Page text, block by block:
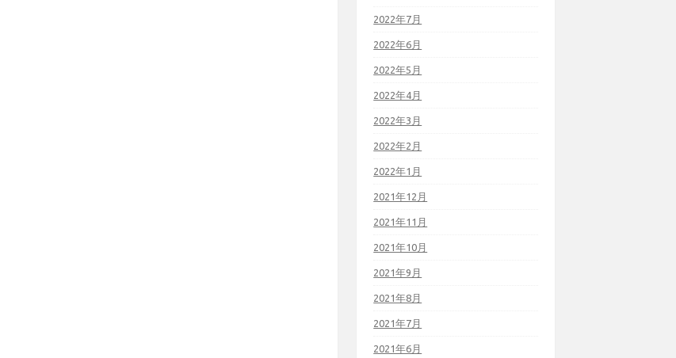
2022年7月
2022年6月
2022年5月
2022年4月
2022年3月
2022年2月
2022年1月
2021年12月
2021年11月
2021年10月
2021年9月
2021年8月
2021年7月
2021年6月